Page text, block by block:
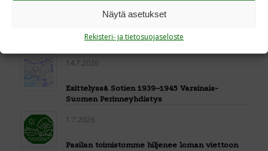
Näytä asetukset
Rekisteri- ja tietosuojaseloste
Suomen
14.7.2026
Esittelyssä Sotien 1939–1945 Varsinais-
Suomen Perinneyhdistys
1.7.2026
Pasilan toimistomme hiljenee loman viettoon